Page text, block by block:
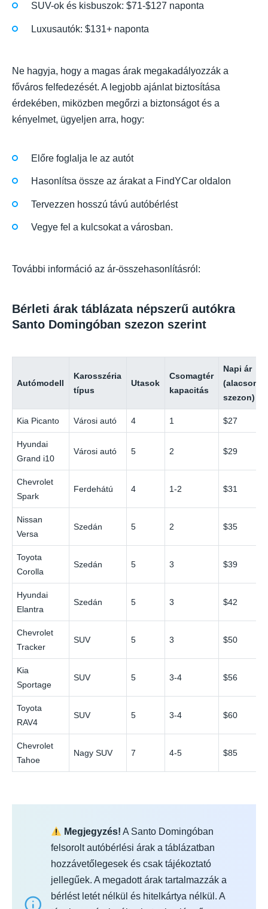
SUV-ok és kisbuszok: $71-$127 naponta
Luxusautók: $131+ naponta
Ne hagyja, hogy a magas árak megakadályozzák a
főváros felfedezését. A legjobb ajánlat biztosítása
érdekében, miközben megőrzi a biztonságot és a
kényelmet, ügyeljen arra, hogy:
Előre foglalja le az autót
Hasonlítsa össze az árakat a FindYCar oldalon
Tervezzen hosszú távú autóbérlést
Vegye fel a kulcsokat a városban.
További információ az ár-összehasonlításról:
Bérleti árak táblázata népszerű autókra
Santo Domingóban szezon szerint
Autómodell
Karosszéria
típus
Utasok
Csomagtér
kapacitás
Napi ár
(alacsony
szezon)
Kia Picanto Városi autó 4 1 $27
Hyundai
Grand i10
Városi autó 5 2 $29
Chevrolet
Spark
Ferdehátú 4 1-2 $31
Nissan
Versa
Szedán 5 2 $35
Toyota
Corolla
Szedán 5 3 $39
Hyundai
Elantra
Szedán 5 3 $42
Chevrolet
Tracker
SUV 5 3 $50
Kia
Sportage
SUV 5 3-4 $56
Toyota
RAV4
SUV 5 3-4 $60
Chevrolet
Tahoe
Nagy SUV 7 4-5 $85
Megjegyzés! A Santo Domingóban
felsorolt autóbérlési árak a táblázatban
hozzávetőlegesek és csak tájékoztató
jellegűek. A megadott árak tartalmazzák a
bérlést letét nélkül és hitelkártya nélkül. A